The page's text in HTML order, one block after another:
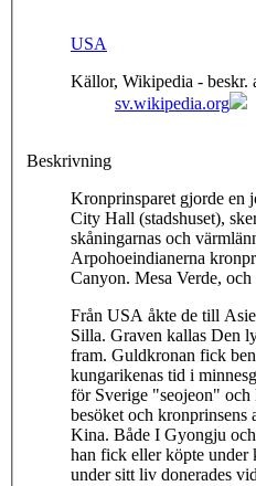
USA
Källor, Wikipedia - beskr.
sv.wikipedia.org
Beskrivning
Kronprinsparet gjorde en
City Hall (stadshuset),
skåningarnas och
Arpohoeindianerna
Canyon. Mesa Verde,
Från USA åkte de till
Silla. Graven kallas Den
fram. Guldkronan fick
kungarikenas tid i
för Sverige "seojeon" och
besöket och kronprinsens
Kina. Både I Gyongju
han fick eller köpte under
under sitt liv donerades